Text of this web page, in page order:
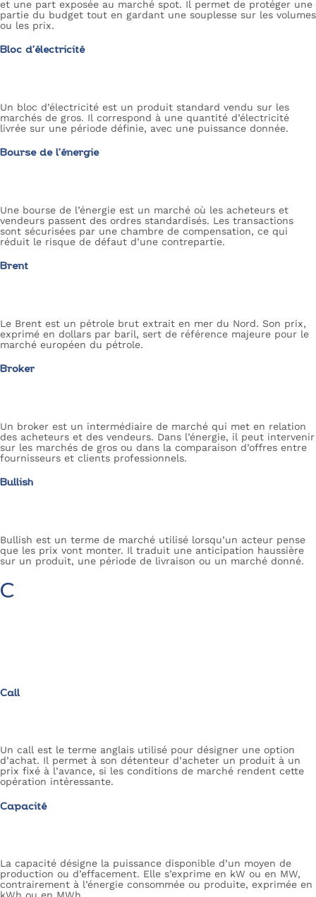
et une part exposée au marché spot. Il permet de protéger une
partie du budget tout en gardant une souplesse sur les volumes
ou les prix.
Bloc d’électricité
Un bloc d’électricité est un produit standard vendu sur les
marchés de gros. Il correspond à une quantité d’électricité
livrée sur une période définie, avec une puissance donnée.
Bourse de l’énergie
Une bourse de l’énergie est un marché où les acheteurs et
vendeurs passent des ordres standardisés. Les transactions
sont sécurisées par une chambre de compensation, ce qui
réduit le risque de défaut d’une contrepartie.
Brent
Le Brent est un pétrole brut extrait en mer du Nord. Son prix,
exprimé en dollars par baril, sert de référence majeure pour le
marché européen du pétrole.
Broker
Un broker est un intermédiaire de marché qui met en relation
des acheteurs et des vendeurs. Dans l’énergie, il peut intervenir
sur les marchés de gros ou dans la comparaison d’offres entre
fournisseurs et clients professionnels.
Bullish
Bullish est un terme de marché utilisé lorsqu’un acteur pense
que les prix vont monter. Il traduit une anticipation haussière
sur un produit, une période de livraison ou un marché donné.
C
Call
Un call est le terme anglais utilisé pour désigner une option
d’achat. Il permet à son détenteur d’acheter un produit à un
prix fixé à l’avance, si les conditions de marché rendent cette
opération intéressante.
Capacité
La capacité désigne la puissance disponible d’un moyen de
production ou d’effacement. Elle s’exprime en kW ou en MW,
contrairement à l’énergie consommée ou produite, exprimée en